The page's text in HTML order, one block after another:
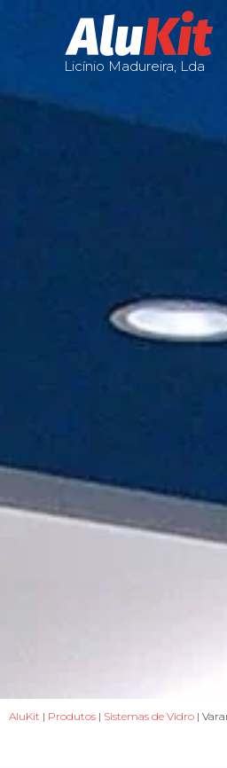
Licínio Madureira, Lda
AluKit | Produtos | Sistemas de Vidro |